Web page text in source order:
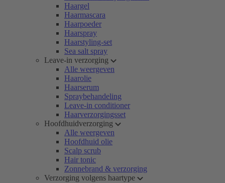
Haargel
Haarmascara
Haarpoeder
Haarspray
Haarstyling-set
Sea salt spray
Leave-in verzorging
Alle weergeven
Haarolie
Haarserum
Spraybehandeling
Leave-in conditioner
Haarverzorgingsset
Hoofdhuidverzorging
Alle weergeven
Hoofdhuid olie
Scalp scrub
Hair tonic
Zonnebrand & verzorging
Verzorging volgens haartype